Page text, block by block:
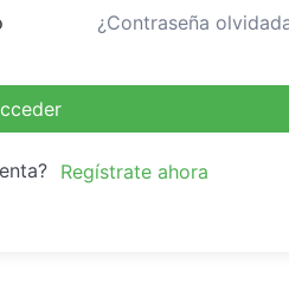
¿Contraseña
Regístrate ahora